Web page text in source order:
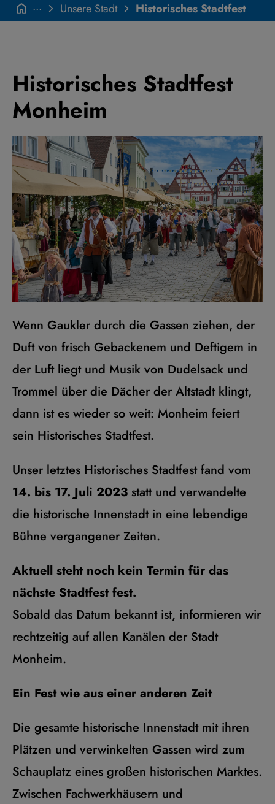
Historisches Stadtfest
Unsere Stadt
···
Historisches Stadtfest
Monheim
Wenn Gaukler durch die Gassen ziehen, der
Duft von frisch Gebackenem und Deftigem in
der Luft liegt und Musik von Dudelsack und
Trommel über die Dächer der Altstadt klingt,
dann ist es wieder so weit: Monheim feiert
sein Historisches Stadtfest.
Unser letztes Historisches Stadtfest fand vom
14. bis 17. Juli 2023 statt und verwandelte
die historische Innenstadt in eine lebendige
Bühne vergangener Zeiten.
Aktuell steht noch kein Termin für das
nächste Stadtfest fest.
Sobald das Datum bekannt ist, informieren wir
rechtzeitig auf allen Kanälen der Stadt
Monheim.
Ein Fest wie aus einer anderen Zeit
Die gesamte historische Innenstadt mit ihren
Plätzen und verwinkelten Gassen wird zum
Schauplatz eines großen historischen Marktes.
Zwischen Fachwerkhäusern und